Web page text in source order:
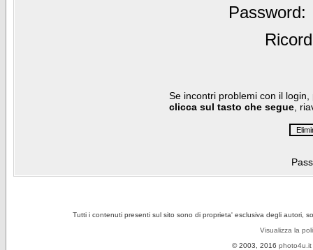
Password:
Se incontri problemi con il
clicca sul tasto che segue ,
Tutti i contenuti presenti sul sito sono di proprieta' esclusiva degli autori,
Visualizza la
© 2003, 2016 photo4u.it